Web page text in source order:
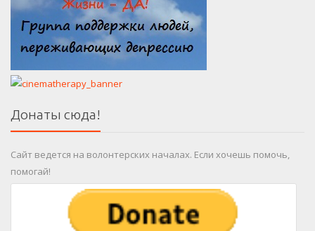
Донаты сюда!
Сайт ведется на волонтерских началах. Если хочешь помочь,
помогай!